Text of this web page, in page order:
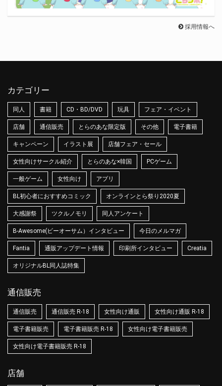
採用情報へ
カテゴリー
同人 書籍 CD・BD/DVD 玩具 フェア・イベント
店舗 通信販売 とらのあな限定版 その他 電子書籍
キャンペーン イラスト展 店舗フェア・セール
女性向けサークル紹介 とらのあな×韓国 PCゲーム
一般ゲーム 女性向け アプリ
BL初心者におすすめコミック オンラインとら祭り2020夏
大感謝祭 ツクルノモリ 同人アンケート
B-Awesome(ビーオーサム）インタビュー 今日のメルマガ
Fantia 通販アップデート情報 印刷所インタビュー Creatia
オリジナルBL同人誌特集
通信販売
通信販売 通信販売 R-18 女性向け通販 女性向け通販 R-18
電子書籍販売 電子書籍販売 R-18 女性向け電子書籍販売
女性向け電子書籍販売 R-18
店舗